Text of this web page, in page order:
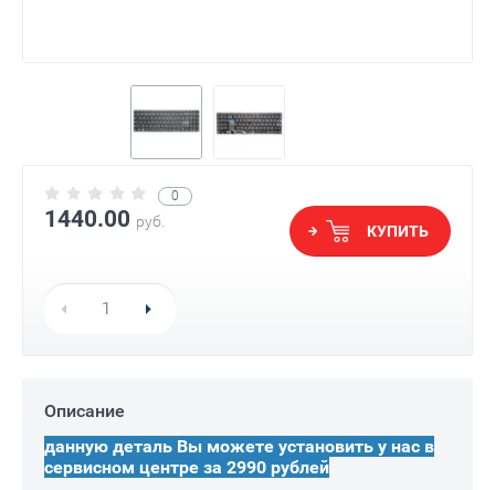
0
1440.00 руб.
КУПИТЬ
Описание
данную деталь Вы можете установить у нас в
сервисном центре за 2990 рублей